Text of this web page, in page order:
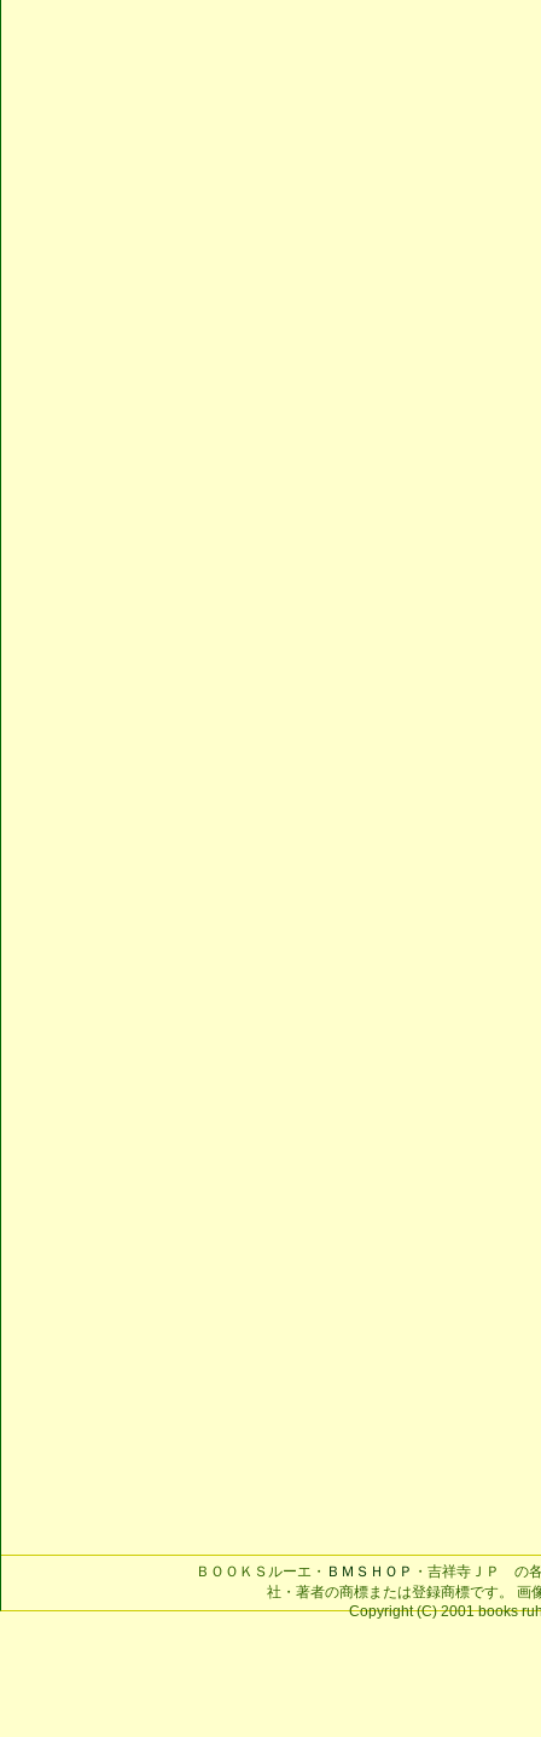
ＢＯＯＫＳルーエ・ ＢＭＳＨＯＰ ・吉祥寺ＪＰ の
社・著者の商標または登録商標です。 画
Copyright (C) 2001 books